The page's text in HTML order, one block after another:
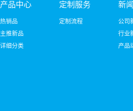
产品中心
热销品
主推新品
详细分类
定制服务
定制流程
新
公司
行业
产品